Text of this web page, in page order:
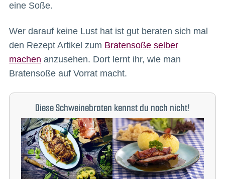
eine Soße.
Wer darauf keine Lust hat ist gut beraten sich mal
den Rezept Artikel zum Bratensoße selber
machen anzusehen. Dort lernt ihr, wie man
Bratensoße auf Vorrat macht.
Diese Schweinebraten kennst du noch nicht!